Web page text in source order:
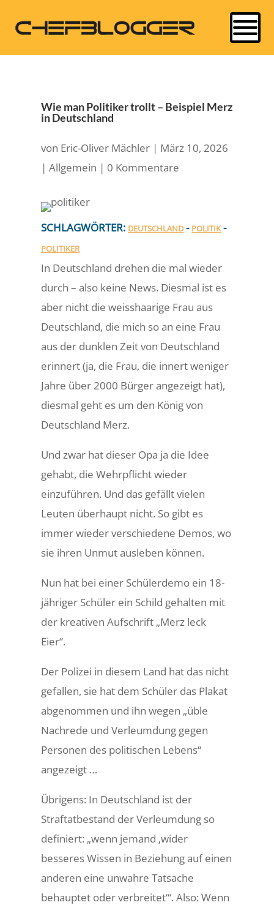
Wie man Politiker trollt – Beispiel Merz
in Deutschland
von Eric-Oliver Mächler | März 10, 2026
|Allgemein | 0 Kommentare
SCHLAGWÖRTER: DEUTSCHLAND - POLITIK-
POLITIKER
In Deutschland drehen die mal wieder
durch – also keine News. Diesmal ist es
aber nicht die weisshaarige Frau aus
Deutschland, die mich so an eine Frau
aus der dunklen Zeit von Deutschland
erinnert (ja, die Frau, die innert weniger
Jahre über 2000 Bürger angezeigt hat),
diesmal geht es um den König von
Deutschland Merz.
Und zwar hat dieser Opa ja die Idee
gehabt, die Wehrpflicht wieder
einzuführen. Und das gefällt vielen
Leuten überhaupt nicht. So gibt es
immer wieder verschiedene Demos, wo
sie ihren Unmut ausleben können.
Nun hat bei einer Schülerdemo ein 18-
jähriger Schüler ein Schild gehalten mit
der kreativen Aufschrift „Merz leck
Eier“.
Der Polizei in diesem Land hat das nicht
gefallen, sie hat dem Schüler das Plakat
abgenommen und ihn wegen „üble
Nachrede und Verleumdung gegen
Personen des politischen Lebens“
angezeigt …
Übrigens: In Deutschland ist der
Straftatbestand der Verleumdung so
definiert: „wenn jemand ‚wider
besseres Wissen in Beziehung auf einen
anderen eine unwahre Tatsache
behauptet oder verbreitet‘“. Also: Wenn